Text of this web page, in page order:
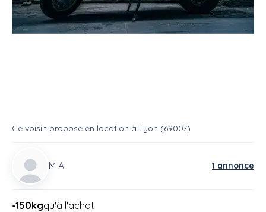
Ce voisin propose en location à Lyon (69007)
M A. 1 annonce
-150kgqu'à l'achat